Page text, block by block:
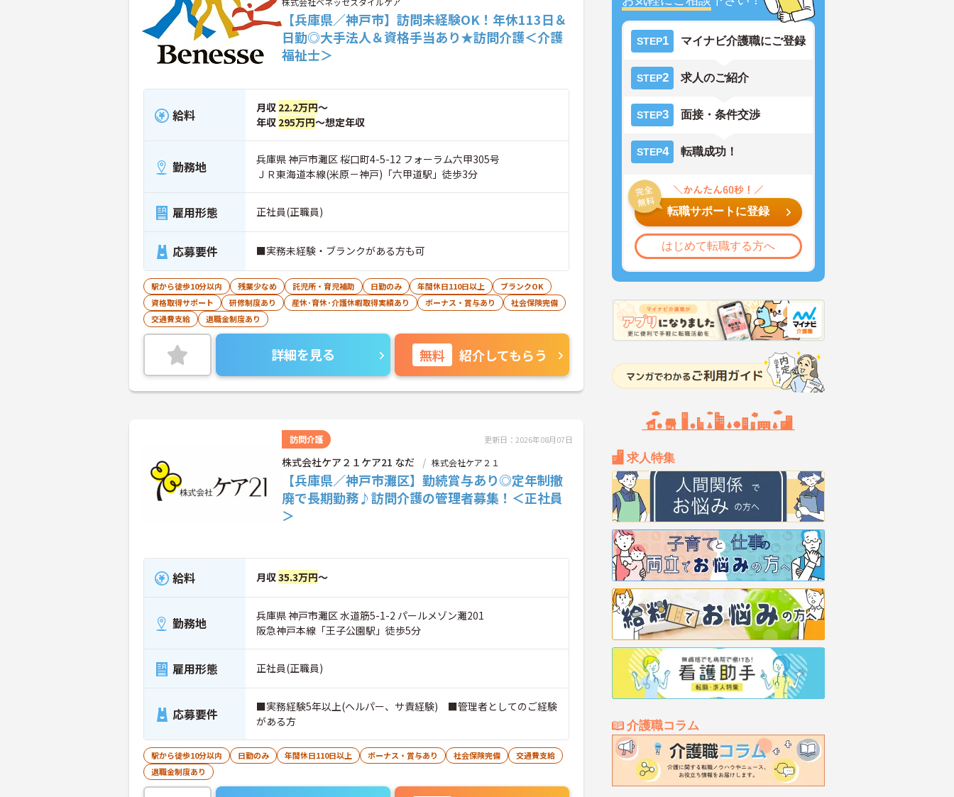
STEP1 マイナビ介護職にご登録
STEP2 求人のご紹介
STEP3 面接・条件交渉
STEP4 転職成功！
転職サポートに登録
はじめて転職する方へ
求人特集
介護職コラム
【兵庫県／神戸市】訪問未経験OK！年休113日＆
日勤◎大手法人＆資格手当あり★訪問介護＜介護
福祉士＞
給料 月収 22.2万円～
年収 295万円～想定年収
勤務地
兵庫県 神戸市灘区 桜口町4-5-12 フォーラム六甲305号
ＪＲ東海道本線(米原－神戸)「六甲道駅」徒歩3分
雇用形態 正社員(正職員)
応募要件 ■実務未経験・ブランクがある方も可
駅から徒歩10分以内 残業少なめ 託児所・育児補助 日勤のみ 年間休日110日以上
ブランクOK
資格取得サポート
研修制度あり 産休･育休･介護休暇取得実績あり ボーナス・賞与あり
社会保険完備
交通費支給
退職金制度あり
詳細を見る 無料 紹介してもらう
訪問介護 更新日：2026年08月07日
株式会社ケア２１ケア21 なだ 株式会社ケア２１
【兵庫県／神戸市灘区】勤続賞与あり◎定年制撤
廃で長期勤務♪訪問介護の管理者募集！＜正社員
＞
給料 月収35.3万円～
勤務地
兵庫県 神戸市灘区 水道筋5-1-2 パールメゾン灘201
阪急神戸本線「王子公園駅」徒歩5分
雇用形態 正社員(正職員)
応募要件
■実務経験5年以上(ヘルパー、サ責経験) ■管理者としてのご経験
がある方
駅から徒歩10分以内 日勤のみ 年間休日110日以上 ボーナス・賞与あり 社会保険完備
交通費支給
退職金制度あり